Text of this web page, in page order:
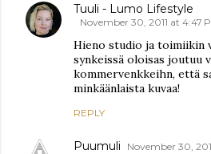
Tuuli - Lumo Lifestyle
November 30, 2011 at 4:47
Hieno studio ja toimiikin
synkeissä oloisas joutuu
kommervenkkeihn, että
minkäänlaista kuvaa!
REPLY
Puumuli November 30,